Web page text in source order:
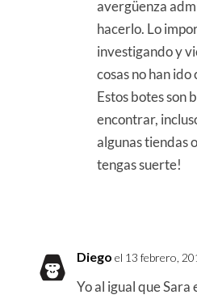
avergüenza
hacerlo. Lo
investigando y
cosas no han ido
Estos botes son
encontrar,
algunas tiendas
tengas suerte!
Diego el 13 febrero,
Yo al igual que